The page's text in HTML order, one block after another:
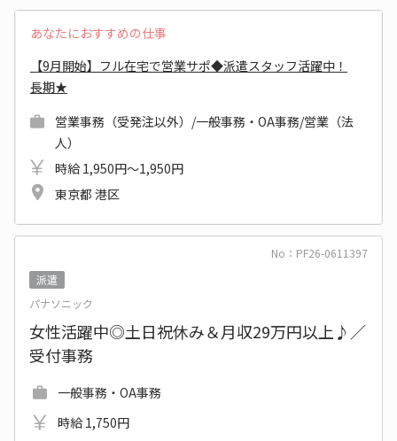
あなたにおすすめの仕事
【9月開始】フル在宅で営業サポ◆派遣スタッフ活躍中！
長期★
営業事務（受発注以外）/一般事務・OA事務/営業（法
人）
時給 1,950円～1,950円
東京都 港区
No：PF26-0611397
派遣
パナソニック
女性活躍中◎土日祝休み＆月収29万円以上♪／
受付事務
一般事務・OA事務
時給 1,750円